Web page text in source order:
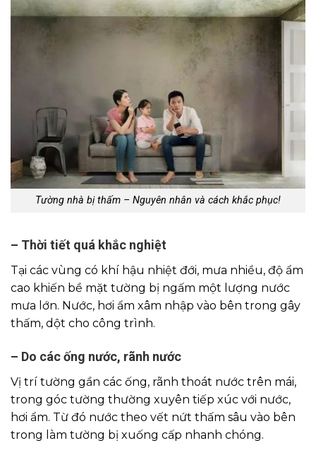
Tường nhà bị thấm – Nguyên nhân và cách khắc phục!
– Thời tiết quá khắc nghiệt
Tại các vùng có khí hậu nhiệt đới, mưa nhiều, độ ẩm
cao khiến bề mặt tường bị ngấm một lượng nước
mưa lớn. Nước, hơi ẩm xâm nhập vào bên trong gây
thấm, dột cho công trình.
– Do các ống nước, rãnh nước
Vị trí tường gần các ống, rãnh thoát nước trên mái,
trong góc tường thường xuyên tiếp xúc với nước,
hơi ẩm. Từ đó nước theo vết nứt thấm sâu vào bên
trong làm tường bị xuống cấp nhanh chóng.